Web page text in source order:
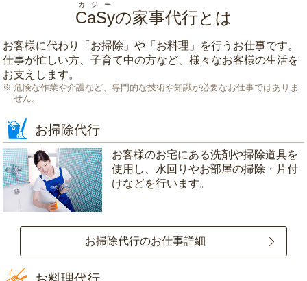
CaSy
カジー
の家事代行とは
お客様に代わり「 お掃除 」や「 お料理 」を行うお仕事です。
仕事が忙しい方、子育て中の方など、様々なお客様の生活を
お支えします。
危険な作業や介護など、専門的な技術や知識が必要なお仕事ではありま
せん。
お掃除代行
お客様のお宅にある洗剤や掃除道具を
使用し、水回りやお部屋の掃除・片付
けなどを行います。
お掃除代行のお仕事詳細